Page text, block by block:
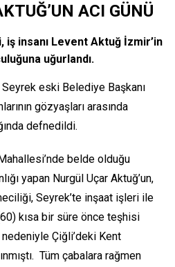
ACI GÜNÜ
insanı Levent Aktuğ İzmir’in
uğurlandı.
Seyrek eski Belediye Başkanı
gözyaşları arasında
defnedildi.
belde olduğu
yapan Nurgül Uçar Aktuğ’un,
Seyrek’te inşaat işleri ile
kısa bir süre önce teşhisi
nedeniyle Çiğli’deki Kent
Tüm çabalara rağmen